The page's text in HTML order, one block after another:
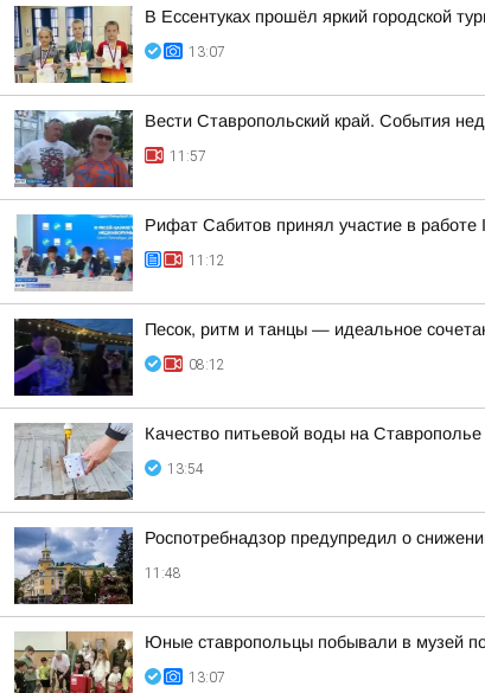
В Ессентуках прошёл яркий городской
13:07
Вести Ставропольский край. События
11:57
Рифат Сабитов принял участие в работе
11:12
Песок, ритм и танцы — идеальное
08:12
Качество питьевой воды на
13:54
Роспотребнадзор предупредил о
11:48
Юные ставропольцы побывали в музей
13:07